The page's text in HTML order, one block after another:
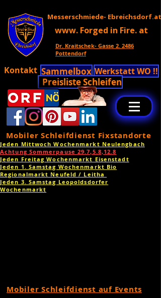
Messerschmiede- Ebreichsdorf.at
www. Forged in Fire. at
Dr. Kraitschek- Gasse 2. 2486
Pottendorf
Kontakt Sammelbox Werkstatt WO !!
Preisliste Schleifen
Mobiler Schleifdienst Fixstandorte
Jeden Mittwoch Wochenmarkt Neulengbach
Achtung Sommerpause 29.7,5.8,12.8
Jeden Freitag Wochenmarkt Eisenstadt
Jeden 1. Samstag Wochenmarkt Bio
Regionalmarkt Neufeld / Leitha
Jeden 3. Samstag Leopoldsdorfer
Wochenmarkt
Mobiler Schleifdienst auf Events